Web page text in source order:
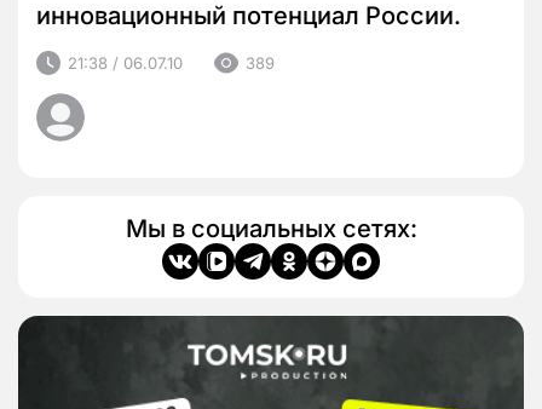
инновационный потенциал России.
21:38 / 06.07.10 389
Мы в социальных сетях: